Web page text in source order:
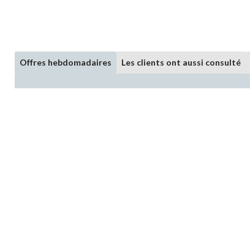
Offres hebdomadaires Les clients ont aussi consulté